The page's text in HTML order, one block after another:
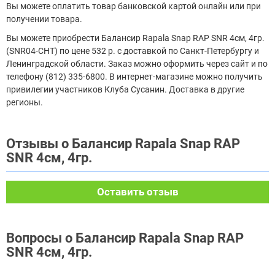
Вы можете оплатить товар банковской картой онлайн или при
получении товара.
Вы можете приобрести Балансир Rapala Snap RAP SNR 4см, 4гр.
(SNR04-CHT) по цене 532 р. с доставкой по Санкт-Петербургу и
Ленинградской области. Заказ можно оформить через сайт и по
телефону (812) 335-6800. В интернет-магазине можно получить
привилегии участников Клуба Сусанин. Доставка в другие
регионы.
Отзывы о Балансир Rapala Snap RAP
SNR 4см, 4гр.
Оставить отзыв
Вопросы о Балансир Rapala Snap RAP
SNR 4см, 4гр.